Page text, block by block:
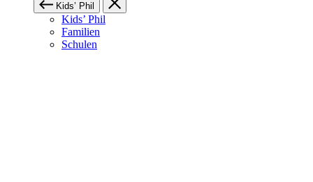
Kids’ Phil
Kids’ Phil
Familien
Schulen